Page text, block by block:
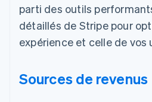
parti des outils
détaillés de Stripe pour
expérience et celle de vos
Sources de revenus